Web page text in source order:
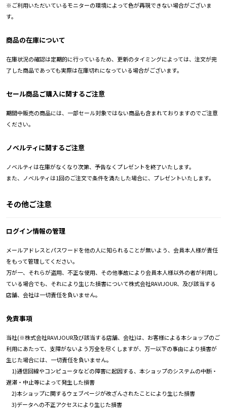
※ご利用いただいているモニターの環境によって色が再現できない場合がございま
す。
商品の在庫について
在庫状況の確認は定期的に行っているため、更新のタイミングによっては、注文が完
了した商品であっても実際は在庫切れになっている場合がございます。
セール商品ご購入に関するご注意
期間中販売の商品には、一部セール対象ではない商品も含まれておりますのでご注意
ください。
ノベルティに関するご注意
ノベルティは在庫がなくなり次第、予告なくプレゼントを終了いたします。
また、ノベルティは1回のご注文で条件を満たした場合に、プレゼントいたします。
その他ご注意
ログイン情報の管理
メールアドレスとパスワードを他の人に知られることが無いよう、会員本人様が責任
をもって管理してください。
万が一、それらが盗用、不正な使用、その他事故により会員本人様以外の者が利用し
ている場合でも、それにより生じた損害について株式会社RAVIJOUR、及び該当する
店舗、会社は一切責任を負いません。
免責事項
当社(※株式会社RAVIJOUR及び該当する店舗、会社)は、お客様による本ショップのご
利用にあたって、支障がないよう万全を尽くしますが、万一以下の事由により損害が
生じた場合には、一切責任を負いません。
1)通信回線やコンピュータなどの障害に起因する、本ショップのシステムの中断・
遅滞・中止等によって発生した損害
2)本ショップに関するウェブページが改ざんされたことにより生じた損害
3)データへの不正アクセスにより生じた損害